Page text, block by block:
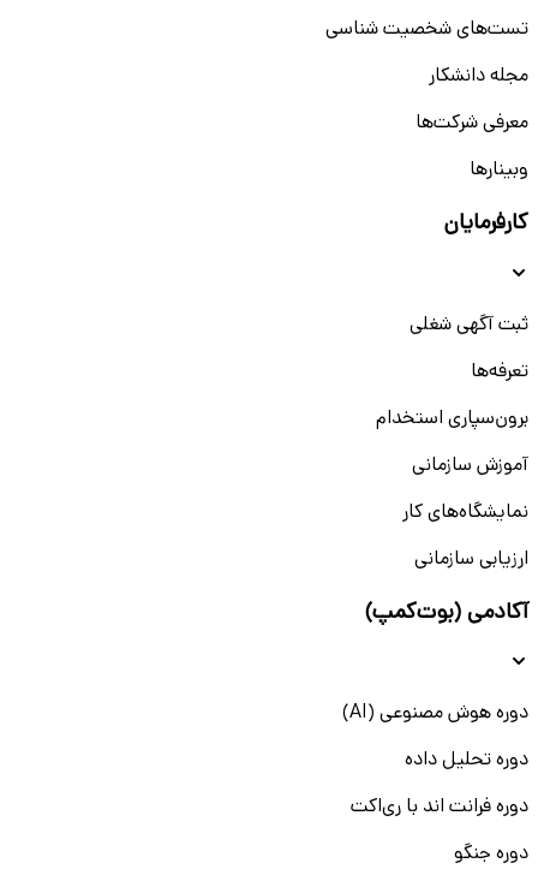
تست‌های شخصیت شناسی
مجله دانشکار
معرفی شرکت‌ها
وبینار‌‌ها
کارفرمایان
ثبت آگهی شغلی
تعرفه‌ها
برون‌سپاری استخدام
آموزش سازمانی
نمایشگاه‌های کار
ارزیابی سازمانی
آکادمی (بوت‌کمپ)
دوره هوش مصنوعی (AI)
دوره تحلیل داده
دوره فرانت اند با ری‌اکت
دوره جنگو